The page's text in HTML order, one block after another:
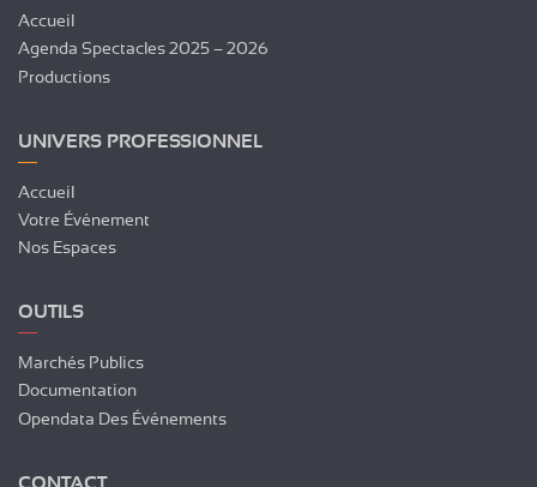
Accueil
Agenda Spectacles 2025 – 2026
Productions
UNIVERS PROFESSIONNEL
Accueil
Votre Événement
Nos Espaces
OUTILS
Marchés Publics
Documentation
Opendata Des Événements